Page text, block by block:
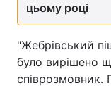
цьому році
"Жебрівський
було вирішено
співрозмовник.